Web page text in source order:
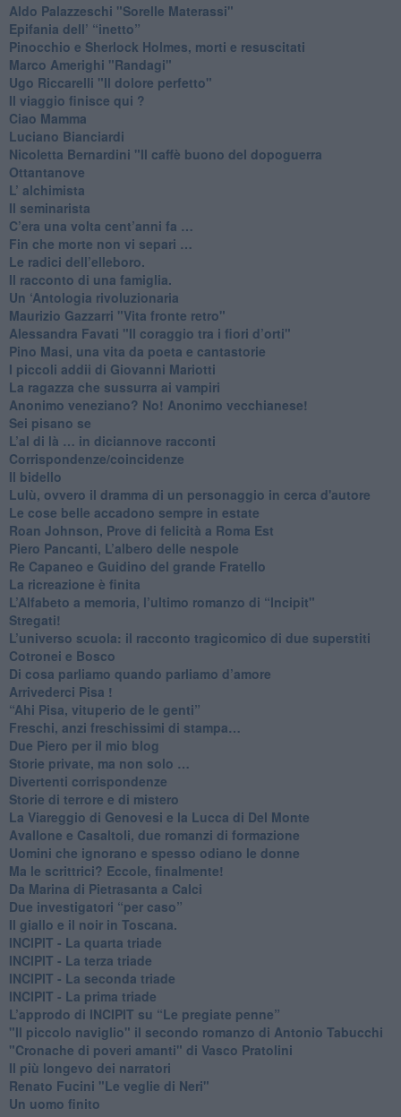
​Aldo Palazzeschi "Sorelle Materassi"
​Epifania dell’ “inetto”
Pinocchio e Sherlock Holmes, morti e resuscitati
​Marco Amerighi "Randagi"
Ugo Riccarelli "Il dolore perfetto"
​Il viaggio finisce qui ?
​Ciao Mamma
​Luciano Bianciardi
​Nicoletta Bernardini "Il caffè buono del dopoguerra
​Ottantanove
​L’ alchimista
Il seminarista
​C’era una volta cent’anni fa …
​Fin che morte non vi separi …
​Le radici dell’elleboro.
​Il racconto di una famiglia.
Un ‘Antologia rivoluzionaria
​Maurizio Gazzarri "Vita fronte retro"
​Alessandra Favati "Il coraggio tra i fiori d’orti"
​Pino Masi, una vita da poeta e cantastorie
​I piccoli addii di Giovanni Mariotti
​La ragazza che sussurra ai vampiri
​Anonimo veneziano? No! Anonimo vecchianese!
​Sei pisano se
​L’al di là … in diciannove racconti
Corrispondenze/coincidenze
Il bidello
Lulù, ovvero il dramma di un personaggio in cerca d'autore
Le cose belle accadono sempre in estate
Roan Johnson, Prove di felicità a Roma Est
Piero Pancanti, L’albero delle nespole
Re Capaneo e Guidino del grande Fratello
La ricreazione è finita
​L’Alfabeto a memoria, l’ultimo romanzo di “Incipit"
​Stregati!
L’universo scuola: il racconto tragicomico di due superstiti
Cotronei e Bosco
Di cosa parliamo quando parliamo d’amore
Arrivederci Pisa !
​“Ahi Pisa, vituperio de le genti”
Freschi, anzi freschissimi di stampa…
​Due Piero per il mio blog
​Storie private, ma non solo …
Divertenti corrispondenze
Storie di terrore e di mistero
La Viareggio di Genovesi e la Lucca di Del Monte
Avallone e Casaltoli, due romanzi di formazione
​Uomini che ignorano e spesso odiano le donne
Ma le scrittrici? Eccole, finalmente!
Da Marina di Pietrasanta a Calci
​Due investigatori “per caso”
​Il giallo e il noir in Toscana.
INCIPIT - La quarta triade
INCIPIT - La terza triade
INCIPIT - La seconda triade
INCIPIT - La prima triade
L’approdo di INCIPIT su “Le pregiate penne”
​"Il piccolo naviglio" il secondo romanzo di Antonio Tabucchi
​"Cronache di poveri amanti" di Vasco Pratolini
​Il più longevo dei narratori
Renato Fucini "Le veglie di Neri"
Un uomo finito